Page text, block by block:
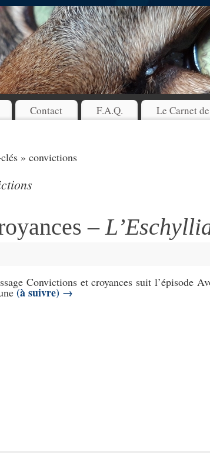
Contact F.A.Q. Le Carnet
» convictions
–
Convictions et croyances suit l’épisode
(à suivre) →